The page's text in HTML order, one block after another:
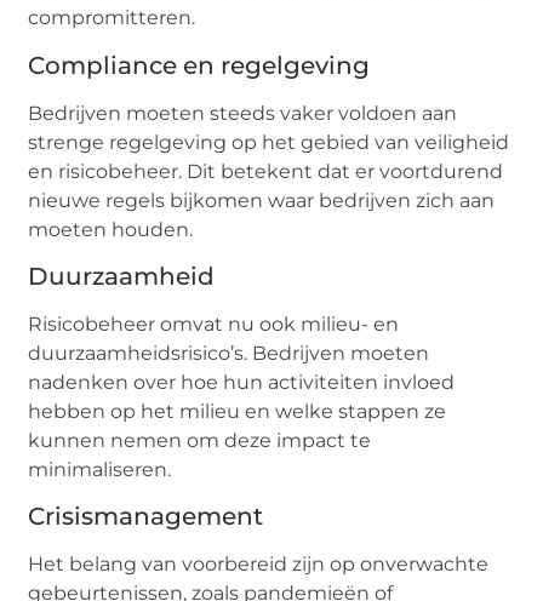
compromitteren.
Compliance en regelgeving
Bedrijven moeten steeds vaker voldoen aan
strenge regelgeving op het gebied van veiligheid
en risicobeheer. Dit betekent dat er voortdurend
nieuwe regels bijkomen waar bedrijven zich aan
moeten houden.
Duurzaamheid
Risicobeheer omvat nu ook milieu- en
duurzaamheidsrisico’s. Bedrijven moeten
nadenken over hoe hun activiteiten invloed
hebben op het milieu en welke stappen ze
kunnen nemen om deze impact te
minimaliseren.
Crisismanagement
Het belang van voorbereid zijn op onverwachte
gebeurtenissen, zoals pandemieën of